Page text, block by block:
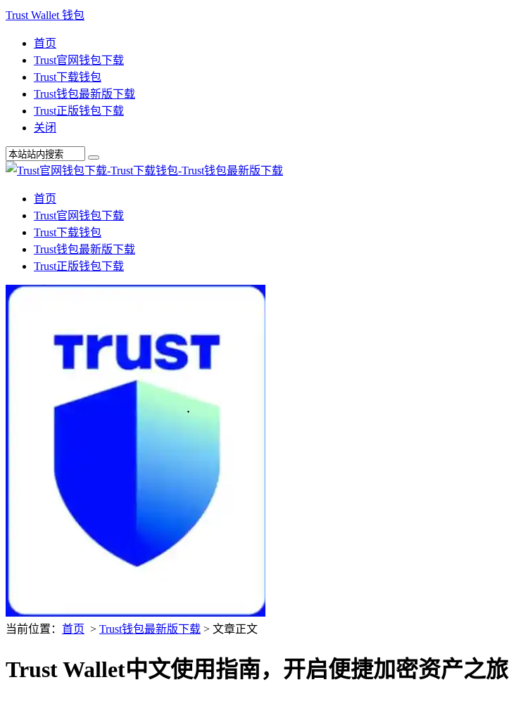
Trust Wallet 钱包
首页
Trust官网钱包下载
Trust下载钱包
Trust钱包最新版下载
Trust正版钱包下载
关闭
首页
Trust官网钱包下载
Trust下载钱包
Trust钱包最新版下载
Trust正版钱包下载
当前位置： 首页 > Trust钱包最新版下载 > 文章正文
Trust Wallet中文使用指南，开启便捷加密资产之旅